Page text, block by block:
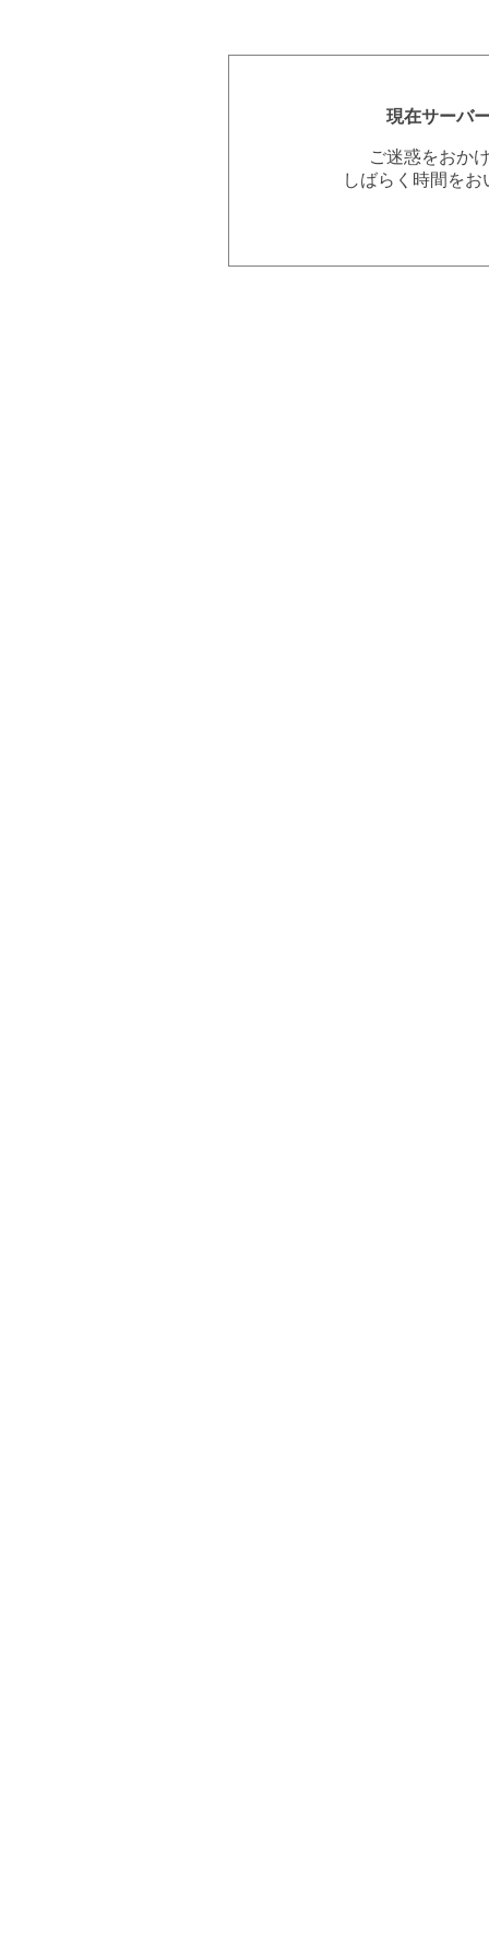
現在サーバ
ご迷惑をおか
しばらく時間を